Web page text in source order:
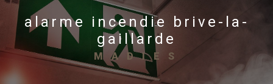
alarme incendie brive-la-
gaillarde
MADIES